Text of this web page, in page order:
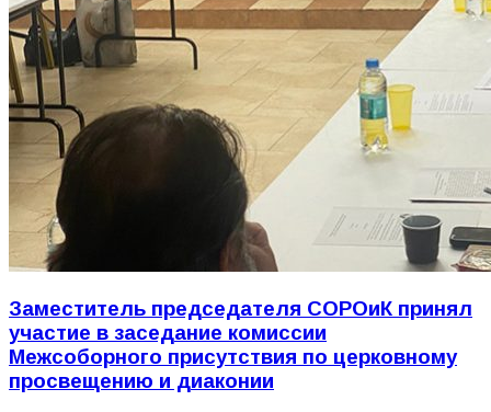
Заместитель председателя СОРОиК принял
участие в заседание комиссии
Межсоборного присутствия по церковному
просвещению и диаконии